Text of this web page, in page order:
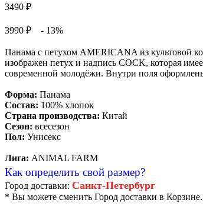
3490 ₽
3990 ₽ - 13%
Панама с петухом AMERICANA из культовой
изображен петух и надпись COCK, которая
современной молодёжи. Внутри поля
Форма: Панама
Состав: 100% хлопок
Страна производства: Китай
Сезон: всесезон
Пол: Унисекс
Лига: ANIMAL FARM
Как определить свой размер?
Город доставки: Санкт-Петербург
* Вы можете сменить Город доставки в Корзине.